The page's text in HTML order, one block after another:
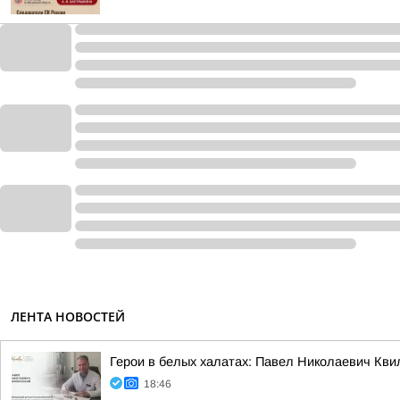
ЛЕНТА НОВОСТЕЙ
Герои в белых халатах: Павел Николаевич
18:46